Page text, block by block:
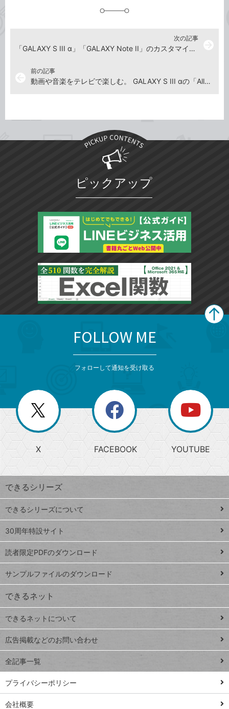
前の記事
動画や音楽をテレビで楽しむ。 GALAXY S III αの「AllShare Play」を使おう
次の記事
「GALAXY S III α」「GALAXY Note II」のカスタマイズ方法を紹介
ピックアップ
じ
る
search
検
索
上
昇
ワ
ー
ド
Google
スプレ
ッドシ
ート
iPhone
VLOOKUP
close
閉じ
る
閉
じ
る
ー
か
ら
探
す
ト
ッ
プ
ペ
ジ
連載
Excel Q&A
トイアンナ流仕
事術
PowerAutomate
ではじめる業務
の完全自動化
FOLLOW ME
フォローして通知を受け取る
X FACEBOOK YOUTUBE
できるシリーズ
できるシリーズについて
30周年特設サイト
読者限定PDFのダウンロード
サンプルファイルのダウンロード
できるネット
できるネットについて
広告掲載などのお問い合わせ
全記事一覧
プライバシーポリシー
会社概要